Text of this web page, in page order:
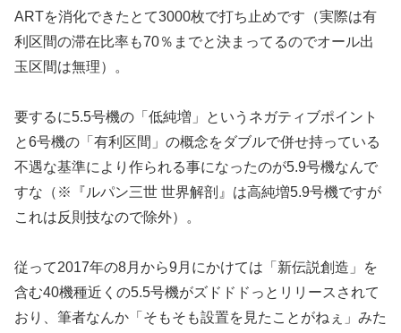
ARTを消化できた とて3000枚で打ち止めです（実際は有
利区間の滞在比率も70％までと決まってるのでオール出
玉区間は無理）。
要するに5.5号機の「低純増」というネガティブポイント
と6号機の「有利区間」の概念をダブルで併せ持っている
不遇な基準によ り作られる事になったのが5.9号機なんで
すな（※『ルパン三世 世界解剖』は高純増5.9号機ですが
これは反則技なので除外）。
従って2017年の8月から9月にかけては「新伝説創造」を
含む40機種近くの5.5号機がズドドドっとリリースされて
おり、 筆者なんか「そもそも設置を見たことがねぇ」 みた